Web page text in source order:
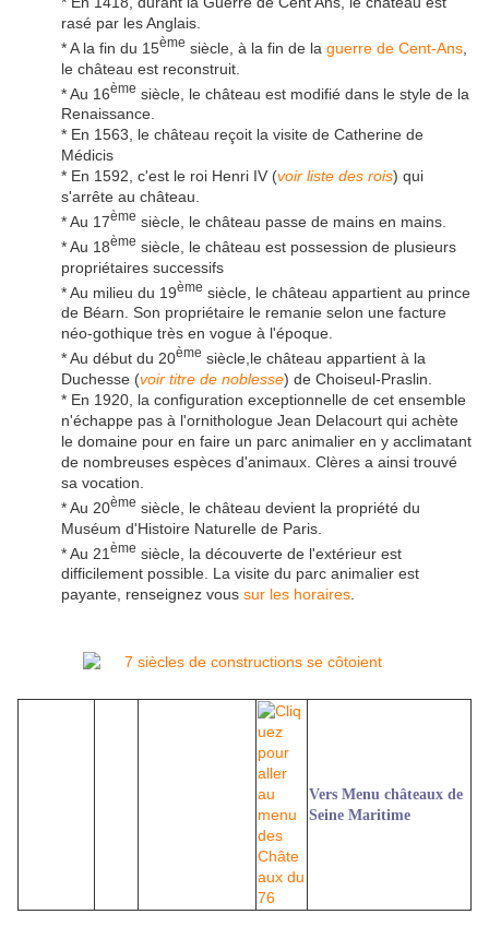
rasé par les Anglais.
* A la fin du 15ème siècle, à la fin de la guerre de Cent-Ans
le château est reconstruit.
* Au 16ème siècle, le château est modifié dans le style de la
Renaissance.
* En 1563, le château reçoit la visite de Catherine de
Médicis
* En 1592, c'est le roi Henri IV (voir liste des rois) qui
s'arrête au château.
* Au 17ème siècle, le château passe de mains en mains.
* Au 18ème siècle, le château est possession de plusieurs
propriétaires successifs
* Au milieu du 19ème siècle, le château appartient au prince
de Béarn. Son propriétaire le remanie selon une facture
néo-gothique très en vogue à l'époque.
* Au début du 20ème siècle,le château appartient à la
Duchesse (voir titre de noblesse) de Choiseul-Praslin.
* En 1920, la configuration exceptionnelle de cet ensemble
n'échappe pas à l'ornithologue Jean Delacourt qui achète
le domaine pour en faire un parc animalier en y acclimatant
de nombreuses espèces d'animaux. Clères a ainsi trouvé
sa vocation.
* Au 20ème siècle, le château devient la propriété du
Muséum d'Histoire Naturelle de Paris.
* Au 21 ème siècle, la découverte de l'extérieur est
difficilement possible. La visite du parc animalier est
payante, renseignez vous sur les horaires.
Vers Menu châteaux de
Seine Maritime